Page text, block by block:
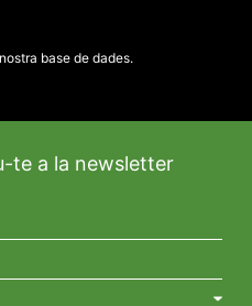
base de dades.
te a la newsletter